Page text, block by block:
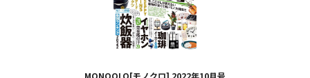
MONOQLO[モノクロ] 2022年10月号